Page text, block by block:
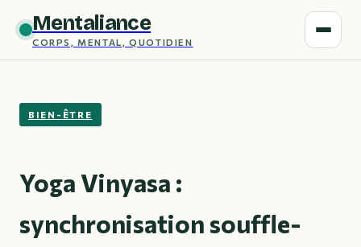
Mentaliance
CORPS, MENTAL, QUOTIDIEN
BIEN-ÊTRE
Yoga Vinyasa :
synchronisation souffle-